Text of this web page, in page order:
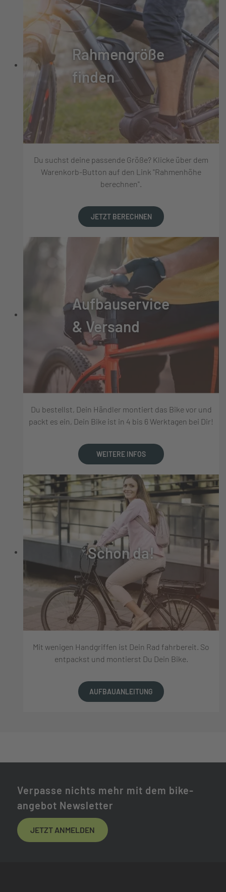
Rahmengröße
finden
Du suchst deine passende Größe? Klicke über dem
Warenkorb-Button auf den Link "Rahmenhöhe
berechnen".
JETZT BERECHNEN
Aufbauservice
& Versand
Du bestellst, Dein Händler montiert das Bike vor und
packt es ein, Dein Bike ist in 4 bis 6 Werktagen bei Dir!
WEITERE INFOS
Schon da!
Mit wenigen Handgriffen ist Dein Rad fahrbereit. So
entpackst und montierst Du Dein Bike.
AUFBAUANLEITUNG
Verpasse nichts mehr mit dem bike-
angebot Newsletter
JETZT ANMELDEN